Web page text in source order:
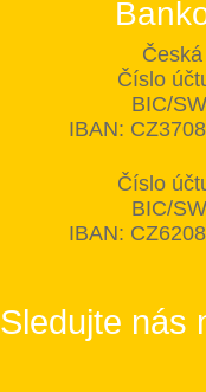
Číslo
BIC/
IBAN:
Číslo
BIC/
IBAN:
Sledujte nás